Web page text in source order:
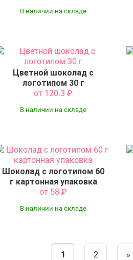
В наличии на складе
Цветной шоколад с
логотипом 30 г
от 120.3₽
В наличии на складе
Шоколад с логотипом 60
г картонная упаковка
от 58₽
В наличии на складе
1 2 »